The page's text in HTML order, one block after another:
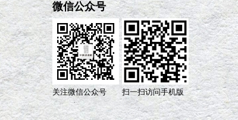
微信公众号
关注微信公众号 扫一扫访问手机版